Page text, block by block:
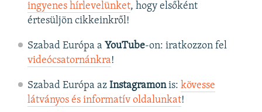
ingyenes hírlevelünket, hogy elsőként
értesüljön cikkeinkről!
Szabad Európa a YouTube-on: iratkozzon fel
videócsatornánkra!
Szabad Európa az Instagramonis: kövesse
látványos és informatív oldalunkat! ​